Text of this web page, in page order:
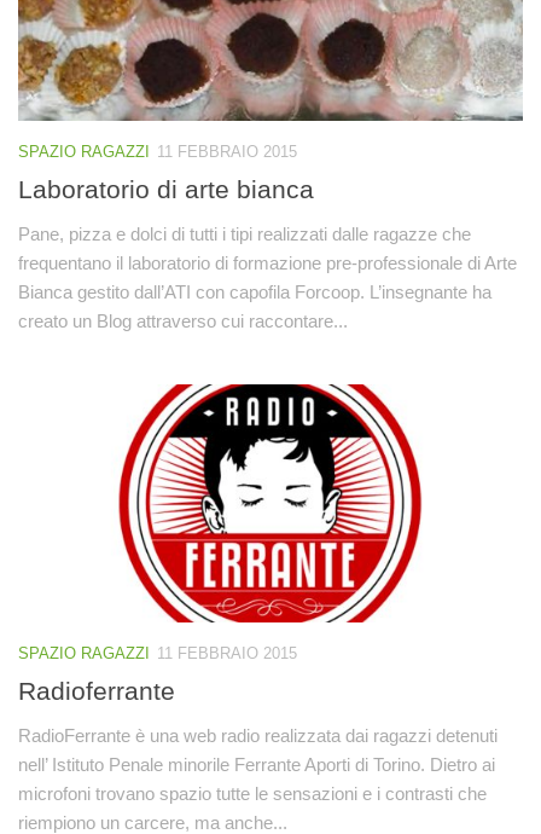
SPAZIO RAGAZZI 11 FEBBRAIO 2015
Laboratorio di arte bianca
Pane, pizza e dolci di tutti i tipi realizzati dalle ragazze che
frequentano il laboratorio di formazione pre-professionale di Arte
Bianca gestito dall’ATI con capofila Forcoop. L’insegnante ha
creato un Blog attraverso cui raccontare...
SPAZIO RAGAZZI 11 FEBBRAIO 2015
Radioferrante
RadioFerrante è una web radio realizzata dai ragazzi detenuti
nell’ Istituto Penale minorile Ferrante Aporti di Torino. Dietro ai
microfoni trovano spazio tutte le sensazioni e i contrasti che
riempiono un carcere, ma anche...